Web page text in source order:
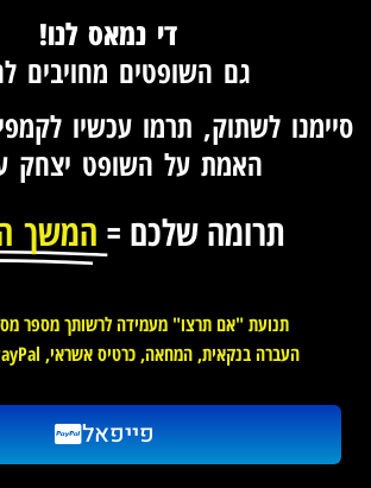
די נמאס לנו!
גם השופטים מחויבים
סיימנו לשתוק, תרמו עכשיו
האמת על השופט יצחק
תרומה שלכם = המשך
תנועת "אם תרצו" מעמידה לרשותך מספר
העברה בנקאית, המחאה, כרטיס אשראי, PayPal, ביט ועוד.
פייפאל